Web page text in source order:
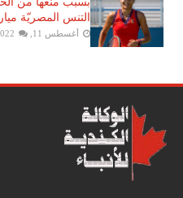
التنس​ المصريّة
أغسطس 11, 2022